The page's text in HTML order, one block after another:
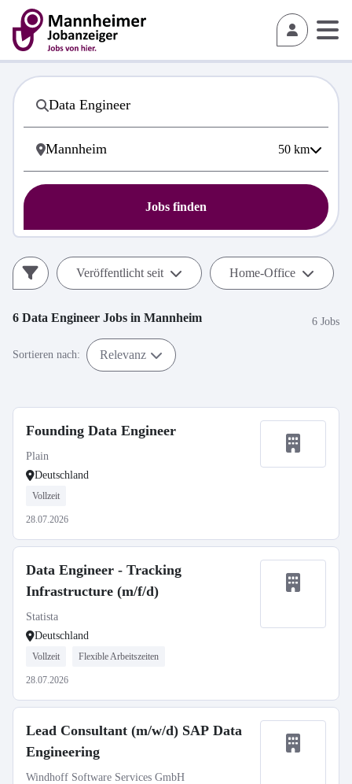
50 km
Jobs finden
Veröffentlicht seit Home-Office
6 Data Engineer Jobs in Mannheim 6 Jobs
Sortieren nach: Relevanz
Founding Data Engineer
Plain
Deutschland
Vollzeit
28.07.2026
Data Engineer - Tracking
Infrastructure (m/f/d)
Statista
Deutschland
Vollzeit Flexible Arbeitszeiten
28.07.2026
Lead Consultant (m/w/d) SAP Data
Engineering
Windhoff Software Services GmbH